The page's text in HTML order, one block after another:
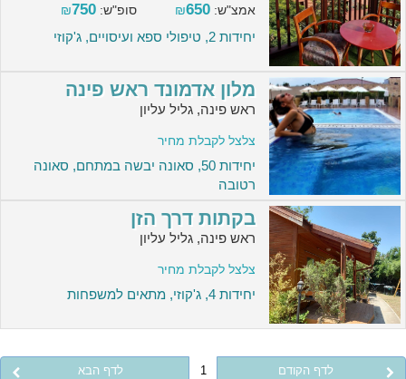
אמצ"ש:
₪650 סופ"ש: ₪750
יחידות 2, טיפולי ספא ועיסויים, ג'קוזי
מלון אדמונד ראש פינה
ראש פינה, גליל עליון
צלצל לקבלת מחיר
יחידות 50, סאונה יבשה במתחם, סאונה
רטובה
בקתות דרך הזן
ראש פינה, גליל עליון
צלצל לקבלת מחיר
יחידות 4, ג'קוזי, מתאים למשפחות
לדף הקודם 1 לדף הבא